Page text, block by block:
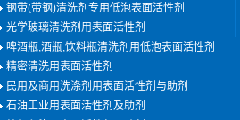
钢带(带钢)清洗剂专用低泡表面活性剂
光学玻璃清洗剂用表面活性剂
啤酒瓶,酒瓶,饮料瓶清洗剂用低泡表面活性剂
精密清洗用表面活性剂
民用及商用洗涤剂用表面活性剂与助剂
石油工业用表面活性剂及助剂